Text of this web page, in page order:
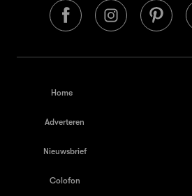
Home
Adverteren
Nieuwsbrief
Colofon